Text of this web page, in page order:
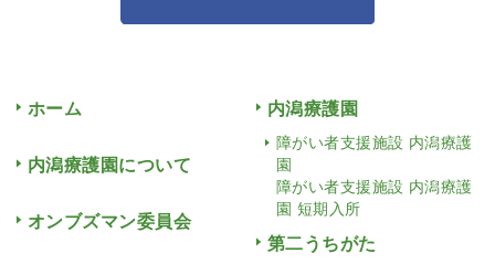
ホーム
内潟療護園について
オンブズマン委員会
内潟療護園
障がい者支援施設 内潟療護
園
障がい者支援施設 内潟療護
園 短期入所
第二うちがた